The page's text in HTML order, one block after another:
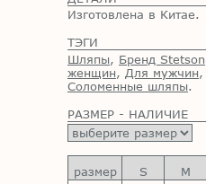
Изготовлена в Китае.
ТЭГИ
Шляпы, Бренд Stetson
женщин, Для мужчин,
Соломенные шляпы.
РАЗМЕР - НАЛИЧИЕ
размер S M